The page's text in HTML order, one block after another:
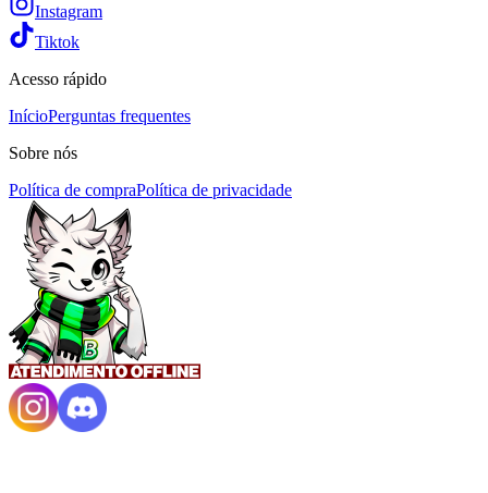
Instagram
Tiktok
Acesso rápido
InícioPerguntas frequentes
Sobre nós
Política de compraPolítica de privacidade